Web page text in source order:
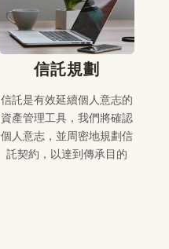
信託規劃
信託是有效延續個人意志的
資產管理工具，我們將確認
個人意志，並周密地規劃信
託契約，以達到傳承目的